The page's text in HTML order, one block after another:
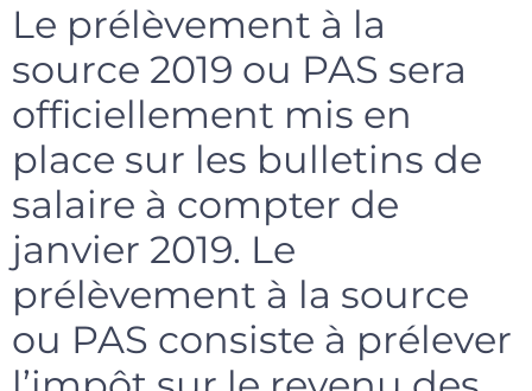
Le prélèvement à la
source 2019 ou PAS sera
officiellement mis en
place sur les bulletins de
salaire à compter de
janvier 2019. Le
prélèvement à la source
ou PAS consiste à prélever